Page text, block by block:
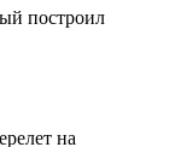
построил
на